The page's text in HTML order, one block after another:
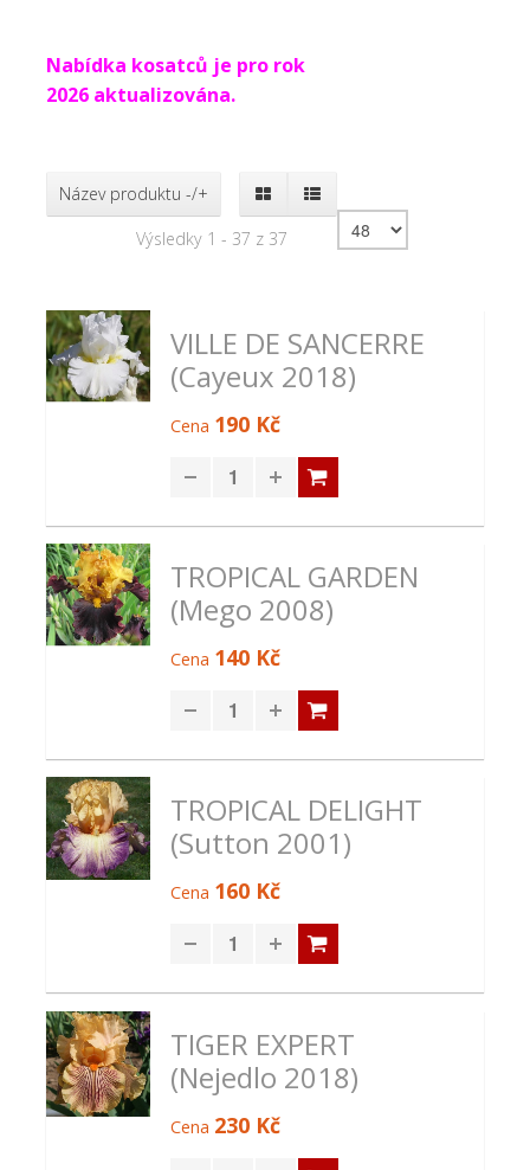
Nabídka kosatců je pro rok
2026 aktualizována.
Název produktu -/+
Výsledky 1 - 37 z 37
VILLE DE SANCERRE
(Cayeux 2018)
Cena 190 Kč
TROPICAL GARDEN
(Mego 2008)
Cena 140 Kč
TROPICAL DELIGHT
(Sutton 2001)
Cena 160 Kč
TIGER EXPERT
(Nejedlo 2018)
Cena 230 Kč